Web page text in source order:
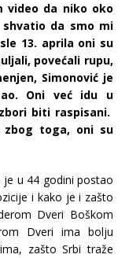
video da niko oko
da smo mi
13. aprila oni su
povećali rupu,
Simonović je
Oni već idu u
biti raspisani.
zbog toga, oni su
u 44 godini postao
i kako je i zašto
Dveri Boškom
Dveri ima bolju
zašto Srbi traže